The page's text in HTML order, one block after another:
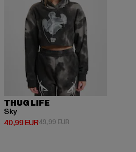
THUG LIFE
Sky
40,99 EUR
Derzeitiger Preis: 40,99 EUR
49,99 EURAktionspreis: 49,99 EUR